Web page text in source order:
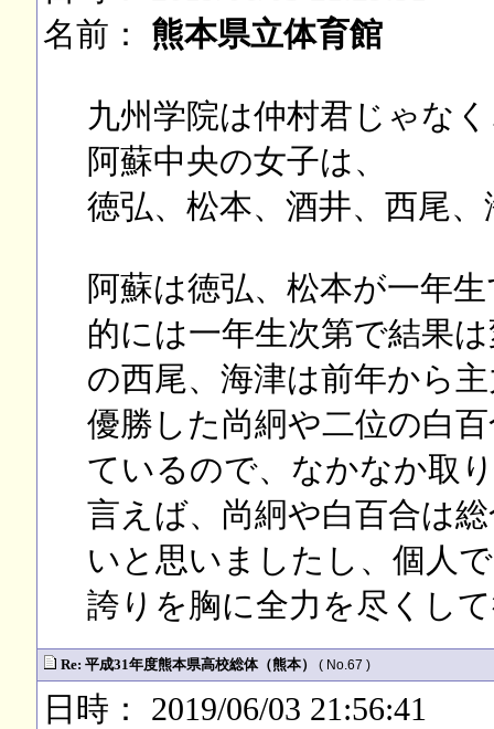
名前： 熊本県立体育館
九州学院は仲村君じゃな
阿蘇中央の女子は、
徳弘、松本、酒井、西尾
阿蘇は徳弘、松本が一年
的には一年生次第で結果
の西尾、海津は前年から
優勝した尚絅や二位の白
ているので、なかなか取
言えば、尚絅や白百合は
いと思いましたし、個人
誇りを胸に全力を尽くし
Re: 平成31年度熊本県高校総体（熊本） ( No.67 )
日時： 2019/06/03 21:56:41